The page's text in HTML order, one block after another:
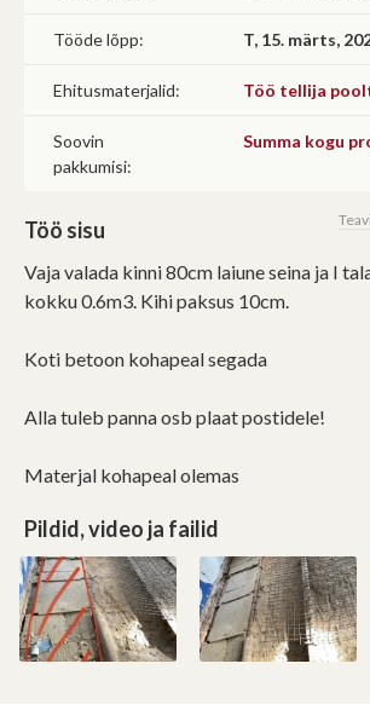
Tööde lõpp: T, 15. märts,
Ehitusmaterjalid: Töö tellija
Soovin
pakkumisi:
Summa kogu
Töö sisu
Vaja valada kinni 80cm laiune seina ja I
kokku 0.6m3. Kihi paksus 10cm.
Koti betoon kohapeal segada
Alla tuleb panna osb plaat postidele!
Materjal kohapeal olemas
Pildid, video ja failid